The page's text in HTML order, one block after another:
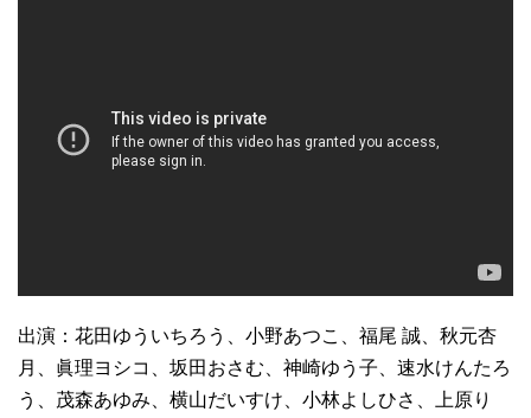
出演：花田ゆういちろう、小野あつこ、福尾 誠、秋元杏
月、眞理ヨシコ、坂田おさむ、神崎ゆう子、速水けんたろ
う、茂森あゆみ、横山だいすけ、小林よしひさ、上原り